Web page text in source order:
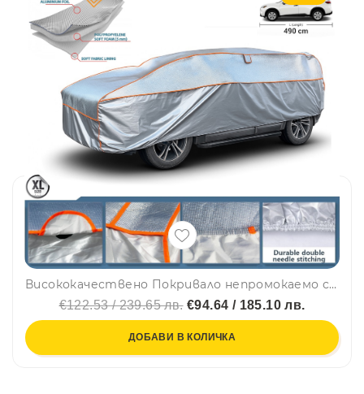
Висококачествено Покривало непромокаемо с алуминиево покритие против градушка за автомобил, Джип, SUV размер XL – 490 см
€122.53 / 239.65 лв.€94.64 / 185.10 лв.
ДОБАВИ В КОЛИЧКА